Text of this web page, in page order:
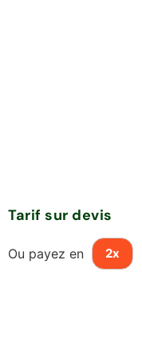
Tarif sur devis
Ou payez en 2x